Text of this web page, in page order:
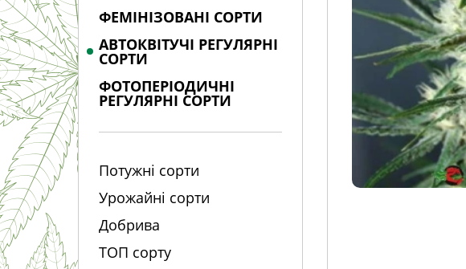
ФЕМІНІЗОВАНІ СОРТИ
АВТОКВІТУЧІ РЕГУЛЯРНІ
СОРТИ
ФОТОПЕРІОДИЧНІ
РЕГУЛЯРНІ СОРТИ
Потужні сорти
Урожайні сорти
Добрива
ТОП сорту